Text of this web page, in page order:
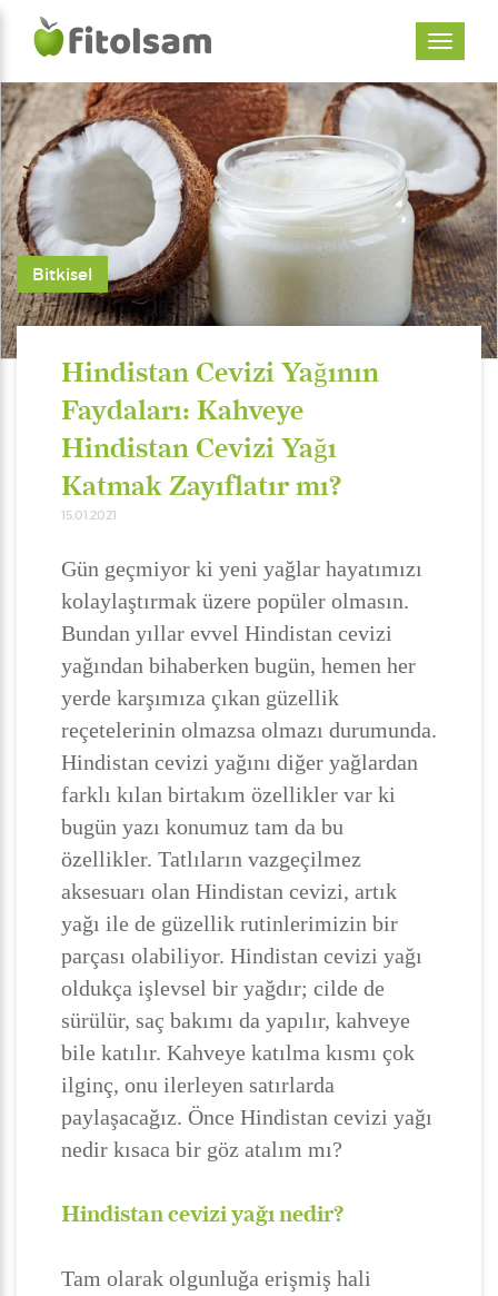
Bitkisel
Hindistan Cevizi Yağının
Faydaları: Kahveye
Hindistan Cevizi Yağı
Katmak Zayıflatır mı?
15.01.2021
Gün geçmiyor ki yeni yağlar hayatımızı
kolaylaştırmak üzere popüler olmasın.
Bundan yıllar evvel Hindistan cevizi
yağından bihaberken bugün, hemen her
yerde karşımıza çıkan güzellik
reçetelerinin olmazsa olmazı durumunda.
Hindistan cevizi yağını diğer yağlardan
farklı kılan birtakım özellikler var ki
bugün yazı konumuz tam da bu
özellikler. Tatlıların vazgeçilmez
aksesuarı olan Hindistan cevizi, artık
yağı ile de güzellik rutinlerimizin bir
parçası olabiliyor. Hindistan cevizi yağı
oldukça işlevsel bir yağdır; cilde de
sürülür, saç bakımı da yapılır, kahveye
bile katılır. Kahveye katılma kısmı çok
ilginç, onu ilerleyen satırlarda
paylaşacağız. Önce Hindistan cevizi yağı
nedir kısaca bir göz atalım mı?
Hindistan cevizi yağı nedir?
Tam olarak olgunluğa erişmiş hali